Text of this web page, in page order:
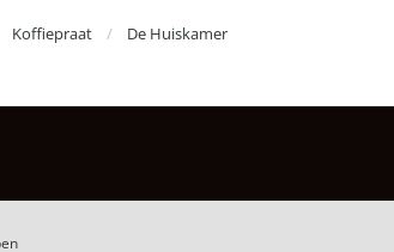
Koffiepraat De Huiskamer